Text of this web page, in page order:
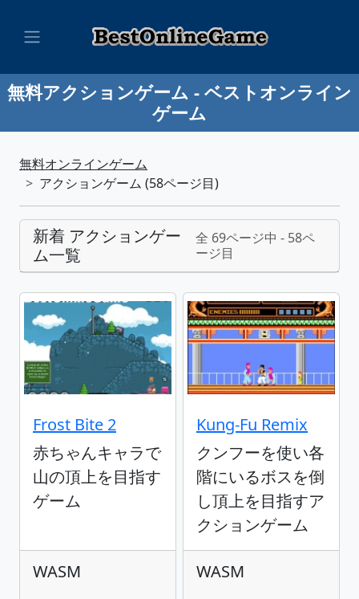
無料アクションゲーム - ベストオンライン
ゲーム
無料オンラインゲーム
アクションゲーム (58ページ目)
新着 アクションゲー
ム一覧
全 69ページ中 - 58ペ
ージ目
Frost Bite 2
赤ちゃんキャラで
山の頂上を目指す
ゲーム
WASM
Kung-Fu Remix
クンフーを使い各
階にいるボスを倒
し頂上を目指すア
クションゲーム
WASM